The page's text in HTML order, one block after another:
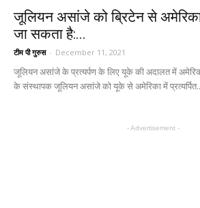
जूलियन असांजे को ब्रिटेन से अमेरिका
जा सकता है:...
टीम पी गुरुस - December 11, 2021
जूलियन असांजे के प्रत्यर्पण के लिए यूके की अदालत में
के संस्थापक जूलियन असांजे को यूके से अमेरिका में
- Advertisement -